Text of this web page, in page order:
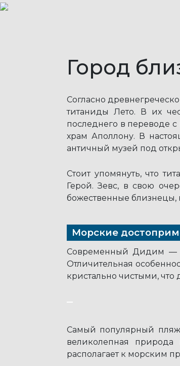
Город
Согласно
титаниды Лето. В их
последнего в переводе
храм Аполлону. В
античный музей под
Стоит упомянуть, что
Герой. Зевс, в свою
божественные близнецы,
Морские
Современный Дидим —
Отличительная
кристально чистыми,
Самый популярный
великолепная
располагает к морским